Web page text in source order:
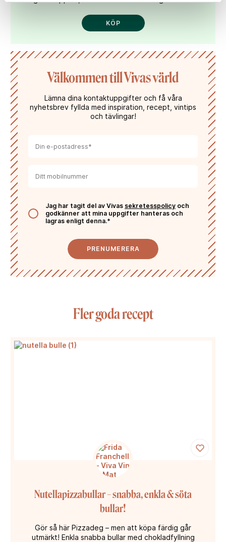
KÖP
Välkommen till Vivas värld
Lämna dina kontaktuppgifter och få våra
nyhetsbrev fyllda med inspiration, recept, vintips
och tävlingar!
Jag har tagit del av Vivas sekretesspolicy och
godkänner att mina uppgifter hanteras och
lagras enligt denna.*
PRENUMERERA
Fler goda recept
Nutellapizzabullar – snabba, enkla & söta
bullar!
Gör så här Pizzadeg – men att köpa färdig går
utmärkt! Enkla snabba bullar med chokladfyllning